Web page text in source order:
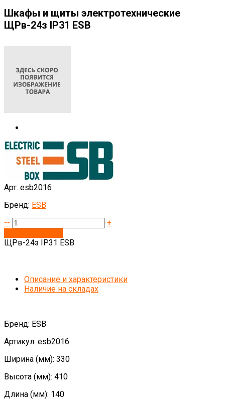
Шкафы и щиты электротехнические
ЩРв-24з IP31 ESB
Арт. esb2016
Бренд: ESB
--
+
ЩРв-24з IP31 ESB
Описание и характеристики
Наличие на складах
Бренд: ESB
Артикул: esb2016
Ширина (мм): 330
Высота (мм): 410
Длина (мм): 140